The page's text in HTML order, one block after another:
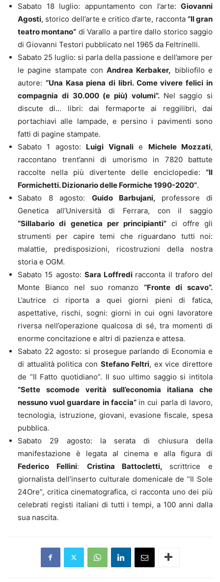
Sabato 18 luglio: appuntamento con l’arte: Giovanni
Agosti, storico dell’arte e critico d’arte, racconta “Il gran
teatro montano” di Varallo a partire dallo storico saggio
di Giovanni Testori pubblicato nel 1965 da Feltrinelli.
Sabato 25 luglio: si parla della passione e dell’amore per
le pagine stampate conAndrea Kerbaker, bibliofilo e
autore: “Una Kasa piena di libri. Come vivere felici in
compagnia di 30.000 (e più) volumi”. Nel saggio si
discute di… libri: dai fermaporte ai reggilibri, dai
portachiavi alle lampade, e persino i pavimenti sono
fatti di pagine stampate.
Sabato 1 agosto: Luigi Vignalie Michele Mozzati,
raccontano trent’anni di umorismo in 7820 battute
raccolte nella più divertente delle enciclopedie: “Il
Formichetti. Dizionario delle Formiche 1990-2020”.
Sabato 8 agosto: Guido Barbujani, professore di
Genetica all’Università di Ferrara, con il saggio
“Sillabario di genetica per principianti” ci offre gli
strumenti per capire temi che riguardano tutti noi:
malattie, predisposizioni, ricostruzioni della nostra
storia e OGM.
Sabato 15 agosto: Sara Loffredi racconta il traforo del
Monte Bianco nel suo romanzo“Fronte di scavo”.
L’autrice ci riporta a quei giorni pieni di fatica,
aspettative, rischi, sogni: giorni in cui ogni lavoratore
riversa nell’operazione qualcosa di sé, tra momenti di
enorme concitazione e altri di pazienza e attesa.
Sabato 22 agosto: si prosegue parlando di Economia e
di attualità politica con Stefano Feltri, ex vice direttore
de “Il Fatto quotidiano”. Il suo ultimo saggio si intitola
“Sette scomode verità sull’economia italiana che
nessuno vuol guardare in faccia” in cui parla di lavoro,
tecnologia, istruzione, giovani, evasione fiscale, spesa
pubblica.
Sabato 29 agosto: la serata di chiusura della
manifestazione è legata al cinema e alla figura di
Federico Fellini: Cristina Battocletti, scrittrice e
giornalista dell’inserto culturale domenicale de “Il Sole
24Ore”, critica cinematografica, ci racconta uno dei più
celebrati registi italiani di tutti i tempi, a 100 anni dalla
sua nascita.